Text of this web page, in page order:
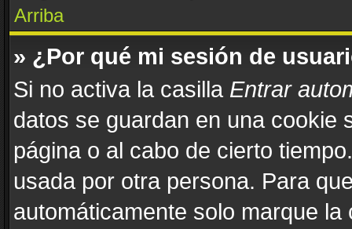
Arriba
» ¿Por qué mi sesión de
Si no activa la casilla Entrar
datos se guardan en una cookie
página o al cabo de cierto
usada por otra persona. Para
automáticamente solo marque